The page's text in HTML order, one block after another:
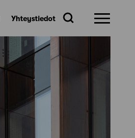
Yhteystiedot